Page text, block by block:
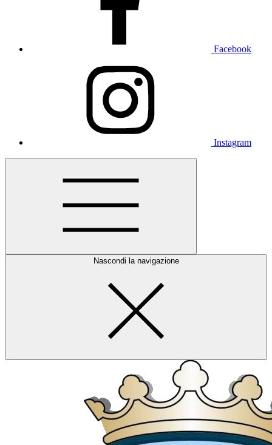
Facebook
Instagram
Nascondi la navigazione